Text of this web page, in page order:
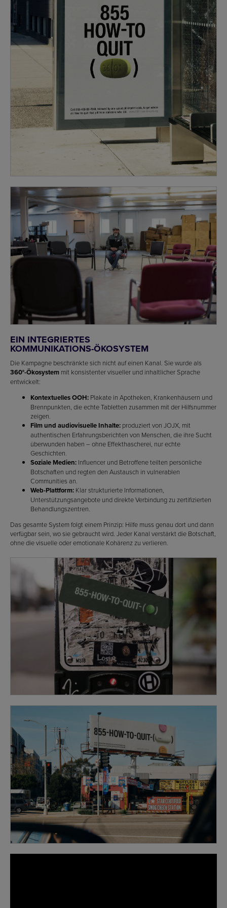
EIN INTEGRIERTES
KOMMUNIKATIONS-ÖKOSYSTEM
Die Kampagne beschränkte sich nicht auf einen Kanal. Sie wurde als
360°-Ökosystem mit konsistenter visueller und inhaltlicher Sprache
entwickelt:
Kontextuelles OOH: Plakate in Apotheken, Krankenhäusern und
Brennpunkten, die echte Tabletten zusammen mit der Hilfsnummer
zeigen.
Film und audiovisuelle Inhalte: produziert von JOJX, mit
authentischen Erfahrungsberichten von Menschen, die ihre Sucht
überwunden haben – ohne Effekthascherei, nur echte
Geschichten.
Soziale Medien: Influencer und Betroffene teilten persönliche
Botschaften und regten den Austausch in vulnerablen
Communities an.
Web-Plattform: Klar strukturierte Informationen,
Unterstützungsangebote und direkte Verbindung zu zertifizierten
Behandlungszentren.
Das gesamte System folgt einem Prinzip: Hilfe muss genau dort und dann
verfügbar sein, wo sie gebraucht wird. Jeder Kanal verstärkt die Botschaft,
ohne die visuelle oder emotionale Kohärenz zu verlieren.